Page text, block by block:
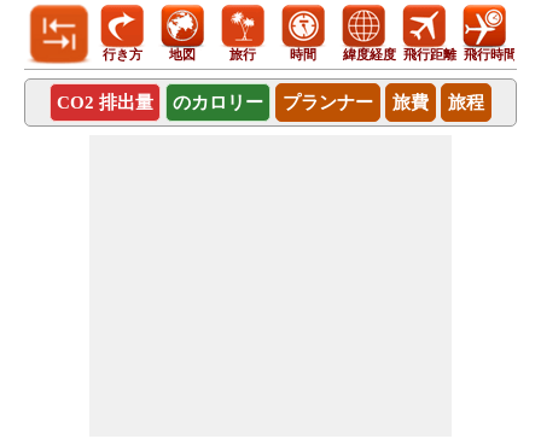
行き方 地図 旅行 時間 緯度経度 飛行距離 飛行時間
CO2 排出量 のカロリー プランナー 旅費 旅程